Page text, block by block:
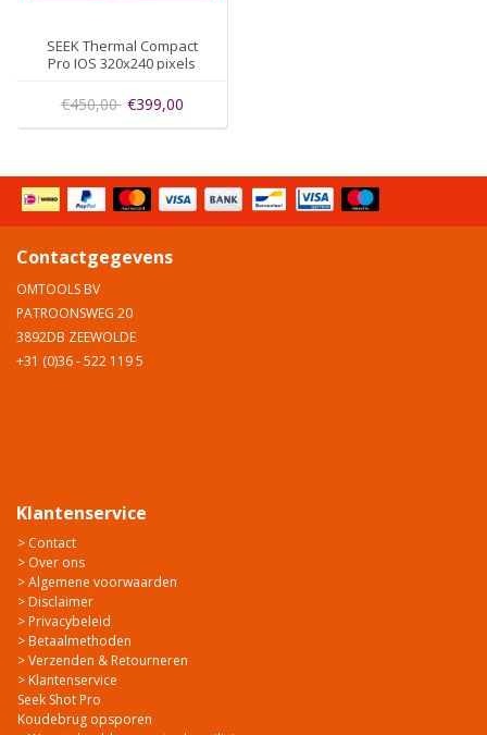
SEEK Thermal Compact
Pro IOS 320x240 pixels
€450,00 €399,00
Contactgegevens
OMTOOLS BV
PATROONSWEG 20
3892DB ZEEWOLDE
+31 (0)36 - 522 119 5
Klantenservice
> Contact
> Over ons
> Algemene voorwaarden
> Disclaimer
> Privacybeleid
> Betaalmethoden
> Verzenden & Retourneren
> Klantenservice
Seek Shot Pro
Koudebrug opsporen